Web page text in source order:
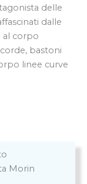
delle
dalle
al corpo
bastoni
linee curve
Morin